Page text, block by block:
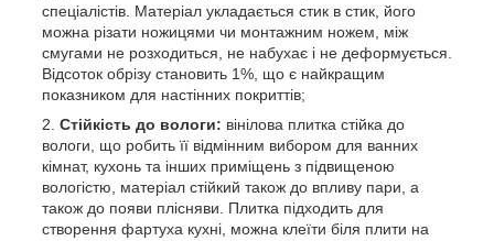
спеціалістів. Матеріал укладається стик в стик, його
можна різати ножицями чи монтажним ножем, між
смугами не розходиться, не набухає і не деформується.
Відсоток обрізу становить 1%, що є найкращим
показником для настінних покриттів;
Стійкість до вологи: вінілова плитка стійка до
вологи, що робить її відмінним вибором для ванних
кімнат, кухонь та інших приміщень з підвищеною
вологістю, матеріал стійкий також до впливу пари, а
також до появи плісняви. Плитка підходить для
створення фартуха кухні, можна клеїти біля плити на